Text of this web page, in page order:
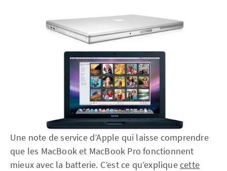
Une note de service d’Apple qui laisse comprendre
que les MacBook et MacBook Pro fonctionnent
mieux avec la batterie. C’est ce qu’expliquecette